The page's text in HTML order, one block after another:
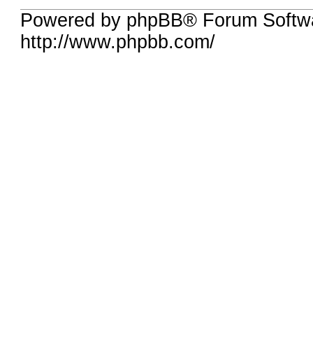
Powered by phpBB® Forum
http://www.phpbb.com/